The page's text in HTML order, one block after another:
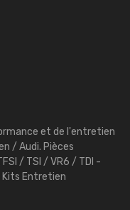
et de l'entretien
/ Audi. Pièces
/ TSI / VR6 / TDI -
Kits Entretien